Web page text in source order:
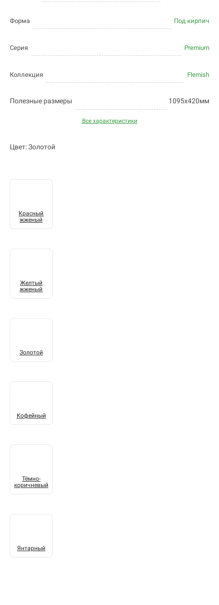
Форма Под кирпич
Серия Premium
Коллекция Flemish
Полезные размеры 1095х420мм
Все характеристики
Цвет: Золотой
Красный
жженый
Желтый
жженый
Золотой
Кофейный
Тёмно-
коричневый
Янтарный